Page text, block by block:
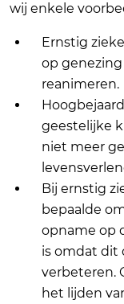
wij enkele
Ernstig
op
reanimeren.
geestelijke
niet meer
Bij ernstig
bepaalde
opname op
is omdat dit
verbeteren.
het lijden